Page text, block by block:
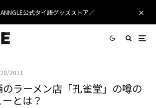
公式タイ語グッズストア／
2011
ラーメン店「孔雀堂」の噂の
とは？